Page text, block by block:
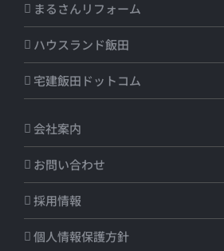
まるさんリフォーム
ハウスランド飯田
宅建飯田ドットコム
会社案内
お問い合わせ
採用情報
個人情報保護方針